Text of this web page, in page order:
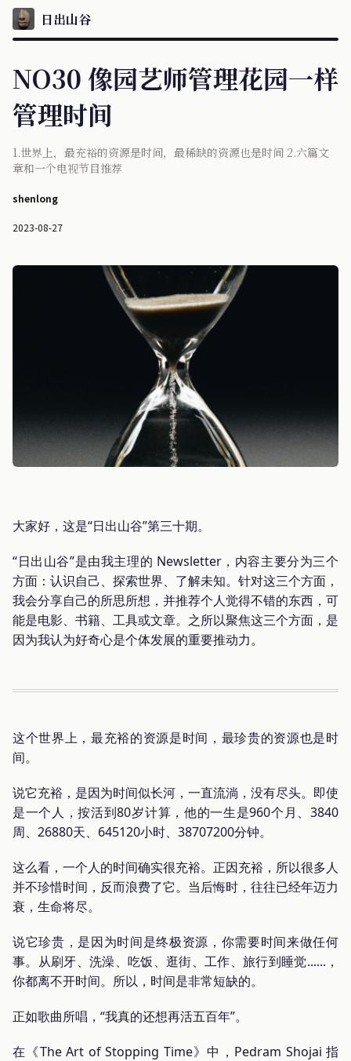
日出山谷
NO30 像园艺师管理花园一样
管理时间
1.世界上，最充裕的资源是时间，最稀缺的资源也是时间 2.六篇文
章和一个电视节目推荐
shenlong
2023-08-27
大家好，这是“日出山谷”第三十期。
“日出山谷”是由我主理的 Newsletter，内容主要分为三个
方面：认识自己、探索世界、了解未知。针对这三个方面，
我会分享自己的所思所想，并推荐个人觉得不错的东西，可
能是电影、书籍、工具或文章。之所以聚焦这三个方面，是
因为我认为好奇心是个体发展的重要推动力。
这个世界上，最充裕的资源是时间，最珍贵的资源也是时
间。
说它充裕，是因为时间似长河，一直流淌，没有尽头。即使
是一个人，按活到80岁计算，他的一生是960个月、3840
周、26880天、645120小时、38707200分钟。
这么看，一个人的时间确实很充裕。正因充裕，所以很多人
并不珍惜时间，反而浪费了它。当后悔时，往往已经年迈力
衰，生命将尽。
说它珍贵，是因为时间是终极资源，你需要时间来做任何
事。从刷牙、洗澡、吃饭、逛街、工作、旅行到睡觉......，
你都离不开时间。所以，时间是非常短缺的。
正如歌曲所唱，“我真的还想再活五百年”。
在《The Art of Stopping Time》中，Pedram Shojai 指